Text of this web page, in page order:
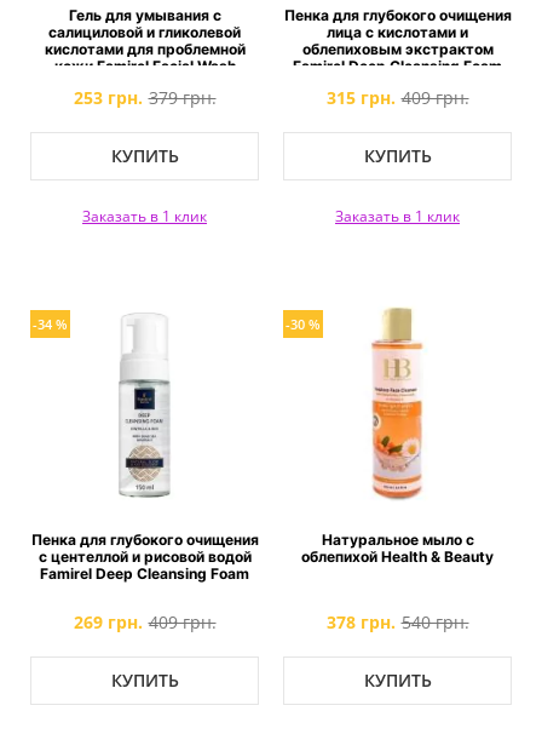
Гель для умывания с
салициловой и гликолевой
кислотами для проблемной
кожи Famirel Facial Wash
253 грн. 379 грн.
КУПИТЬ
Заказать в 1 клик
Пенка для глубокого очищения
лица с кислотами и
облепиховым экстрактом
Famirel Deep Cleansing Foam
Buckthorn
315 грн. 409 грн.
КУПИТЬ
Заказать в 1 клик
-34 %
Пенка для глубокого очищения
с центеллой и рисовой водой
Famirel Deep Cleansing Foam
269 грн. 409 грн.
КУПИТЬ
-30 %
Натуральное мыло с
облепихой Health & Beauty
378 грн. 540 грн.
КУПИТЬ